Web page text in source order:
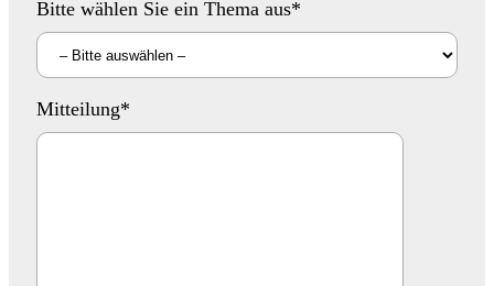
Bitte wählen Sie ein Thema aus*
Bitte lassen Sie dieses Feld leer.
Mitteilung*